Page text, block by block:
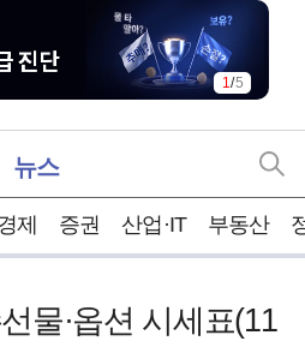
2/5
뉴스
제 증권 산업·IT 부동산
물·옵션 시세표(11